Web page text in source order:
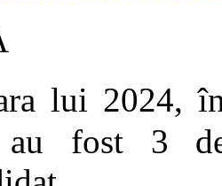
lui 2024,
fost 3